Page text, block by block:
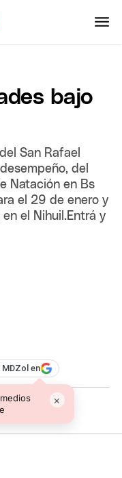
bajo
San Rafael
del
Natación en Bs
el 29 de enero y
el Nihuil.Entrá y
en
×